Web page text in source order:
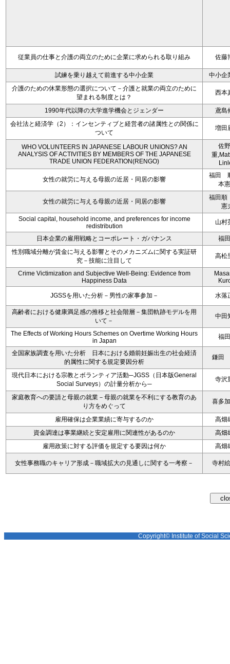
従業員の仕事と介護の両立のために企業に求められる取り組み 佐藤
試練を乗り越えて前進する中小企業
中小企
介護のための休業形態の選択について－介護と就業の両立のために
望まれる制度とは？
西本
1990年代以降の大学進学機会とジェンダー
鳶島
会社法と経済学（2）：インセンティブと経営者の諸属性との関係に
ついて
増田
WHO VOLUNTEERS IN JAPANESE LABOUR UNIONS? AN
ANALYSIS OF ACTIVITIES BY MEMBERS OF THE JAPANESE
TRADE UNION FEDERATION(RENGO)
佐
重
女性の就労に与える母親の近居・同居の影響
福田
本
女性の就労に与える母親の近居・同居の影響
福田順
憲
Social capital, household income, and preferences for income
redistribution
山村
日本企業の雇用戦略とコーポレート・ガバナンス
福
性別職域分離が賃金に与える影響とそのメカニズムに関する実証研
究－技能に注目して
高松
Crime Victimization and Subjective Well-Being: Evidence from
Happiness Data
JGSSを用いた分析－男性の家事参加－ 水落
高齢者における健康満足感の推移と社会階層－集団軌跡モデルを用
いて－
中田
The Effects of Working Hours Schemes on Overtime Working Hours
in Japan
福
全国家族調査を用いた分析 日本における婚前妊娠出生の社会経済
的属性に関する規定要因分析
鎌田
現代日本における宗教とボランティア活動─JGSS（日本版General
Social Surveys）の計量分析から─
寺沢
家庭教育への要請と母親の就業－母親の就業を不利にする教育のあ
り方をめぐって
喜多
雇用確保は企業業績に寄与するのか
高畑
資金調達は事業継続と安定雇用に関連性があるのか
高畑
雇用政策に対する評価を規定する要因は何か
高畑
女性事務職のキャリア形成－職域拡大の見通しに関する一考察－ 寺村
Copyright© Institute of Social